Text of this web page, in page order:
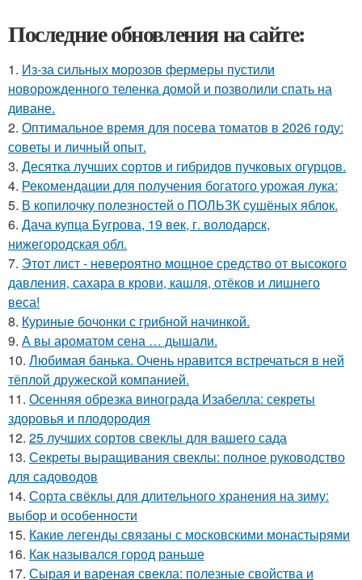
Последние обновления на сайте:
1. Из-за сильных морозов фермеры пустили
новорожденного теленка домой и позволили спать на
диване.
2. Оптимальное время для посева томатов в 2026 году:
советы и личный опыт.
3. Десятка лучших сортов и гибридов пучковых огурцов.
4. Рекомендации для получения богатого урожая лука:
5. В копилочку полезностей о ПОЛЬЗК сушёных яблок.
6. Дача купца Бугрова, 19 век, г. володарск,
нижегородская обл.
7. Этот лист - невероятно мощное средство от высокого
давления, сахара в крови, кашля, отёков и лишнего
веса!
8. Куриные бочонки с грибной начинкой.
9. А вы ароматом сена … дышали.
10. Любимая банька. Очень нравится встречаться в ней
тёплой дружеской компанией.
11. Осенняя обрезка винограда Изабелла: секреты
здоровья и плодородия
12. 25 лучших сортов свеклы для вашего сада
13. Секреты выращивания свеклы: полное руководство
для садоводов
14. Сорта свёклы для длительного хранения на зиму:
выбор и особенности
15. Какие легенды связаны с московскими монастырями
16. Как назывался город раньше
17. Сырая и вареная свекла: полезные свойства и